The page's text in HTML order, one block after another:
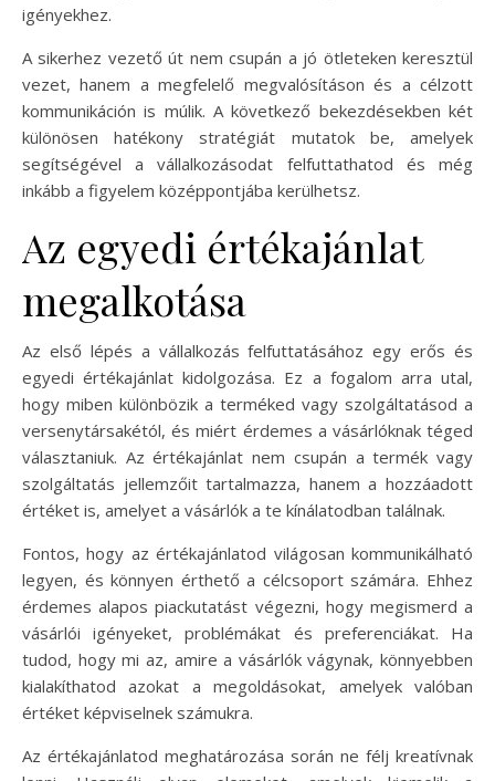
igényekhez.
A sikerhez vezető út nem csupán a jó ötleteken keresztül
vezet, hanem a megfelelő megvalósításon és a célzott
kommunikáción is múlik. A következő bekezdésekben két
különösen hatékony stratégiát mutatok be, amelyek
segítségével a vállalkozásodat felfuttathatod és még
inkább a figyelem középpontjába kerülhetsz.
Az egyedi értékajánlat
megalkotása
Az első lépés a vállalkozás felfuttatásához egy erős és
egyedi értékajánlat kidolgozása. Ez a fogalom arra utal,
hogy miben különbözik a terméked vagy szolgáltatásod a
versenytársakétól, és miért érdemes a vásárlóknak téged
választaniuk. Az értékajánlat nem csupán a termék vagy
szolgáltatás jellemzőit tartalmazza, hanem a hozzáadott
értéket is, amelyet a vásárlók a te kínálatodban találnak.
Fontos, hogy az értékajánlatod világosan kommunikálható
legyen, és könnyen érthető a célcsoport számára. Ehhez
érdemes alapos piackutatást végezni, hogy megismerd a
vásárlói igényeket, problémákat és preferenciákat. Ha
tudod, hogy mi az, amire a vásárlók vágynak, könnyebben
kialakíthatod azokat a megoldásokat, amelyek valóban
értéket képviselnek számukra.
Az értékajánlatod meghatározása során ne félj kreatívnak